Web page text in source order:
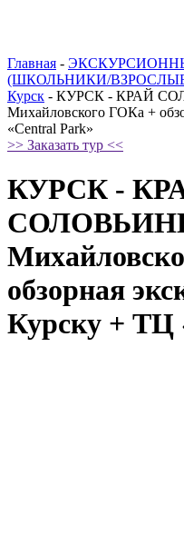
Главная -
(ШКОЛЬНИКИ/
Курск - КУРСК - КРАЙ
Михайловского ГОКа +
«Central Park»
>> Заказать тур <<
КУРСК -
обзорная
Курску + ТЦ